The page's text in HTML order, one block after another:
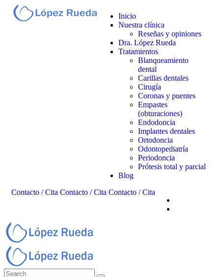
Inicio
Nuestra clínica
Reseñas y opiniones
Dra. López Rueda
Tratamientos
Blanqueamiento
dental
Carillas dentales
Cirugía
Coronas y puentes
Empastes
(obturaciones)
Endodoncia
Implantes dentales
Ortodoncia
Odontopediatría
Periodoncia
Prótesis total y parcial
Blog
Contacto / Cita Contacto / Cita Contacto / Cita